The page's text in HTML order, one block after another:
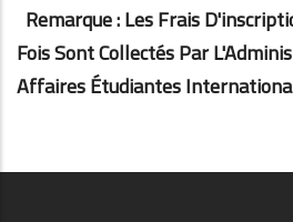
Remarque : Les Frais
Fois Sont Collectés Par
Affaires Étudiantes